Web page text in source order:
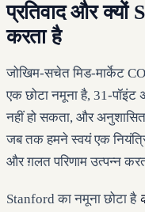
प्रतिवाद और क्यों
करता है
जोखिम-सचेत मिड-मार्केट
एक छोटा नमूना है, 31-पॉइंट
नहीं हो सकता, और
जब तक हमने स्वयं एक
और ग़लत परिणाम उत्पन्न
Stanford का नमूना छोटा है